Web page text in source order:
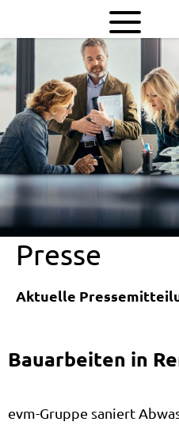
Bauarbeiten
in
Remagen
Presse
Aktuelle
Bauarbeiten in
evm-Gruppe saniert